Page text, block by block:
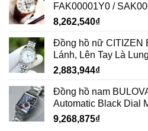
FAK00001Y0 /
8,262,540₫
Đồng hồ nữ CITIZEN
Lánh, Lên Tay Là
2,883,944₫
Đồng hồ nam
Automatic Black Dial
9,268,875₫